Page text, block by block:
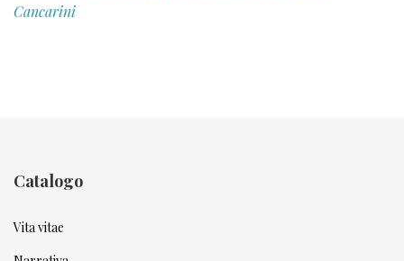
Cancarini
Catalogo
Vita vitae